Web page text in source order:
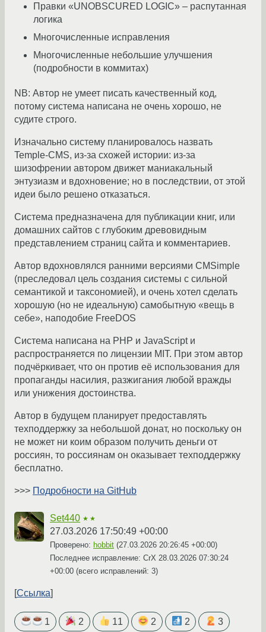
Правки «UNOBSCURED LOGIC» – распутанная
логика
Многочисленные исправления
Многочисленные небольшие улучшения
(подробности в коммитах)
NB: Автор не умеет писать качественный код,
потому система написана не очень хорошо, не
судите строго.
Изначально систему планировалось назвать
Temple-CMS, из-за схожей истории: из-за
шизофрении автором движет маниакальный
энтузиазм и вдохновение; но в последствии, от этой
идеи было решено отказаться.
Система предназначена для публикации книг, или
домашних сайтов с глубоким древовидным
представлением страниц сайта и комментариев.
Автор вдохновлялся ранними версиями CMSimple
(преследовал цель создания системы с сильной
семантикой и таксономией), и очень хотел сделать
хорошую (но не идеальную) самобытную «вещь в
себе», наподобие FreeDOS
Система написана на PHP и JavaScript и
распространяется по лицензии MIT. При этом автор
подчёркивает, что он против её использования для
пропаганды насилия, разжигания любой вражды
или унижения достоинства.
Автор в будущем планирует предоставлять
техподдержку за небольшой донат, но поскольку он
не может ни коим образом получить деньги от
россиян, то россиянам он оказывает техподдержку
бесплатно.
>>> Подробности на GitHub
Set440 ★★
27.03.2026 17:50:49 +00:00
Проверено: hobbit (27.03.2026 20:26:45 +00:00)
Последнее исправление: CrX 28.03.2026 07:30:24
+00:00 (всего исправлений: 3)
Ссылка
1 2 11 2 2 3